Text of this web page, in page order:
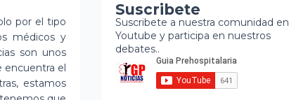
por el tipo
médicos y
son unos
encuentra el
estamos
Suscribete
Suscribete a nuestra comunidad en
Youtube y participa en nuestros
debates..